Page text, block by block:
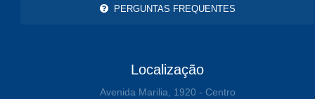
PERGUNTAS FREQUENTES
Localização
Avenida Marilia, 1920 - Centro